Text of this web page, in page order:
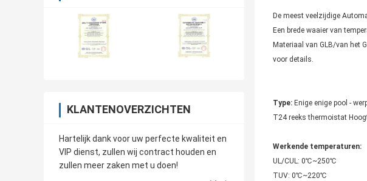
KLANTENOVERZICHTEN
Hartelijk dank voor uw perfecte kwaliteit en
VIP dienst, zullen wij contract houden en
zullen meer zaken met u doen!
De meest veelzijdige
Een brede waaier van
Materiaal van GLB/van het
voor details.
Type: Enige enige pool -
T24 reeks thermoistat
Werkende temperaturen:
UL/CUL: 0℃~250℃
TUV: 0℃~220℃